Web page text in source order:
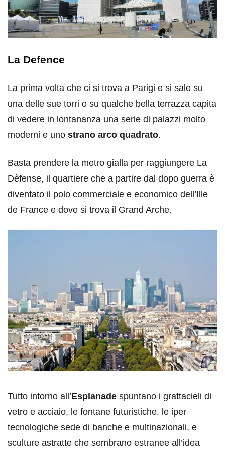
La Defence
La prima volta che ci si trova a Parigi e si sale su
una delle sue torri o su qualche bella terrazza capita
di vedere in lontananza una serie di palazzi molto
moderni e uno strano arco quadrato.
Basta prendere la metro gialla per raggiungere La
Dèfense, il quartiere che a partire dal dopo guerra è
diventato il polo commerciale e economico dell’Ille
de France e dove si trova il Grand Arche.
Tutto intorno all’Esplanade spuntano i grattacieli di
vetro e acciaio, le fontane futuristiche, le iper
tecnologiche sede di banche e multinazionali, e
sculture astratte che sembrano estranee all’idea